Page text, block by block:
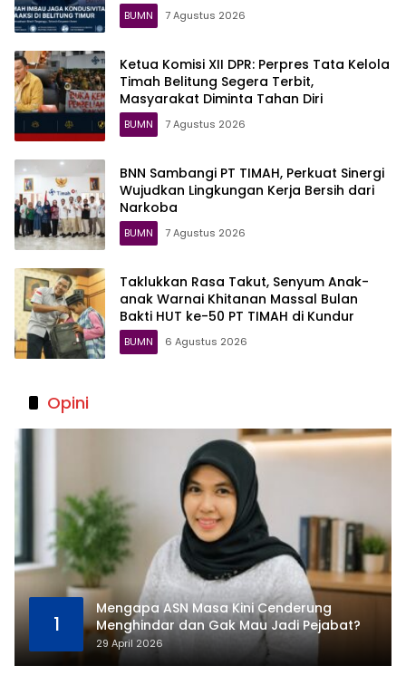
BUMN 7 Agustus 2026
Ketua Komisi XII DPR: Perpres Tata Kelola
Timah Belitung Segera Terbit,
Masyarakat Diminta Tahan Diri
BUMN 7 Agustus 2026
BNN Sambangi PT TIMAH, Perkuat Sinergi
Wujudkan Lingkungan Kerja Bersih dari
Narkoba
BUMN 7 Agustus 2026
Taklukkan Rasa Takut, Senyum Anak-
anak Warnai Khitanan Massal Bulan
Bakti HUT ke-50 PT TIMAH di Kundur
BUMN 6 Agustus 2026
Opini
1
Mengapa ASN Masa Kini Cenderung
Menghindar dan Gak Mau Jadi Pejabat?
29 April 2026